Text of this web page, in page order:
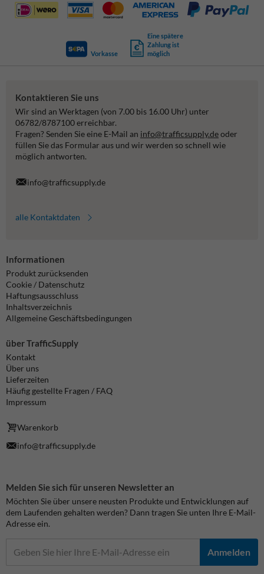
Vorkasse
Eine spätere
Zahlung ist
möglich
Kontaktieren Sie uns
Wir sind an Werktagen (von 7.00 bis 16.00 Uhr) unter
06782/8787100 erreichbar.
Fragen? Senden Sie eine E-Mail an info@trafficsupply.deoder
füllen Sie das Formular aus und wir werden so schnell wie
möglich antworten.
info@trafficsupply.de
alle Kontaktdaten
Informationen
Produkt zurücksenden
Cookie / Datenschutz
Haftungsausschluss
Inhaltsverzeichnis
Allgemeine Geschäftsbedingungen
über TrafficSupply
Kontakt
Über uns
Lieferzeiten
Häufig gestellte Fragen / FAQ
Impressum
Warenkorb
info@trafficsupply.de
Melden Sie sich für unseren Newsletter an
Möchten Sie über unsere neusten Produkte und Entwicklungen auf
dem Laufenden gehalten werden? Dann tragen Sie unten Ihre E-Mail-
Adresse ein.
Anmelden